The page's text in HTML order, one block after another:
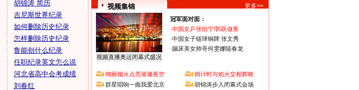
胡锦涛 简历
吉尼斯世界纪录
如何删除历史纪录
怎样删除历史纪录
鲁能创什么纪录
任职纪录英文怎么说
河北省高中会考成绩
刘春红
视频集锦 更多>>
视频直播奥运闭幕式盛况
冠军面对面：
·中国女乒张怡宁/郭跃做客
·中国女子链球铜牌 张文秀
·蹦床美女帅哥何雯娜陆春龙
绚丽烟火点亮璀璨夜空
群星唱响一曲我爱北京
倒计时与焰火交相辉映
胡锦涛步入闭幕式会场